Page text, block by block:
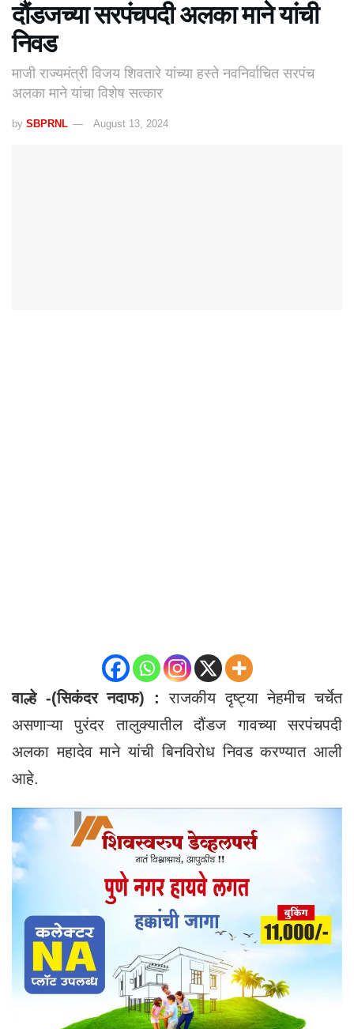
दौंडजच्या सरपंचपदी अलका माने यांची
निवड
माजी राज्यमंत्री विजय शिवतारे यांच्या हस्ते नवनिर्वाचित सरपंच
अलका माने यांचा विशेष सत्कार
by SBPRNL August 13, 2024
वाल्हे -(सिकंदर नदाफ) : राजकीय दृष्ट्या नेहमीच चर्चेत
असणाऱ्या पुरंदर तालुक्यातील दौंडज गावच्या सरपंचपदी
अलका महादेव माने यांची बिनविरोध निवड करण्यात आली
आहे.